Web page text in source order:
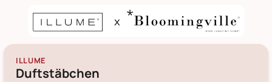
ILLUME
Duftstäbchen